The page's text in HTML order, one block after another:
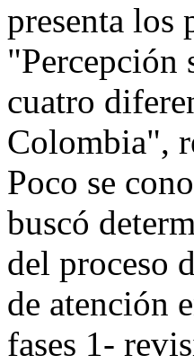
presenta los
"Percepción
cuatro
Colombia",
Poco se
buscó
del proceso
de atención
fases 1-